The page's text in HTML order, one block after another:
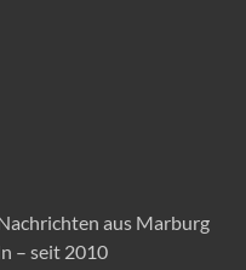
aus Marburg
– seit 2010